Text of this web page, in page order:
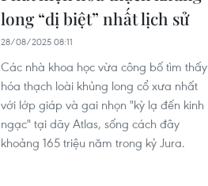
long “dị biệt” nhất lịch sử
28/08/2025 08:11
Các nhà khoa học vừa công bố tìm thấy
hóa thạch loài khủng long cổ xưa nhất
với lớp giáp và gai nhọn "kỳ lạ đến kinh
ngạc" tại dãy Atlas, sống cách đây
khoảng 165 triệu năm trong kỷ Jura.